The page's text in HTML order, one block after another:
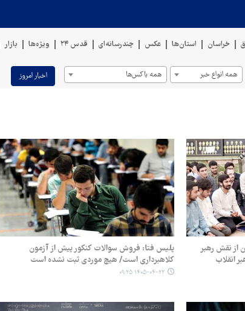
خراسان استان‌ها عکس چندرسانه‌ای قدس ۲۴ ویژه‌ها بازار
همه انواع خبر همه باکس‌ها اخبار امروز
از نقش رهبر
انقلاب
پلیس فتا: فروش سوالات کنکور پیش از آزمون
کلاهبرداری است/ هیچ موردی ثبت نشده است
۱۴۰۵-۰۴-۲۲ ۰۹:۲۵